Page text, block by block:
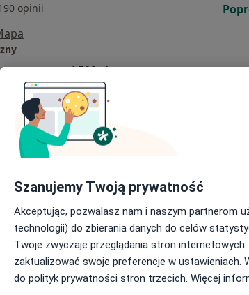
opinii
od 500 zł
Strzeboński
zabiegi
Internista·
opinie
• Mapa
GABINET MEDYCYNY ESTETYCZNEJ BARTOSZ STRZEBOŃSKI
Konsultacja z zakresu medycyny estetycznej 250 zł
Szanujemy Twoją prywatność
Akceptując, pozwalasz nam i naszym partnerom
technologii) do zbierania danych do celów
Twoje zwyczaje przeglądania stron
zaktualizować swoje preferencje w ustawieniach.
do polityk prywatności stron trzecich. Więcej